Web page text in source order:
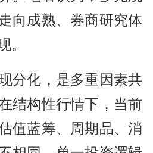
向成熟、券商研究体
。
分化，是多重因素共
结构性行情下，当前
值蓝筹、周期品、消